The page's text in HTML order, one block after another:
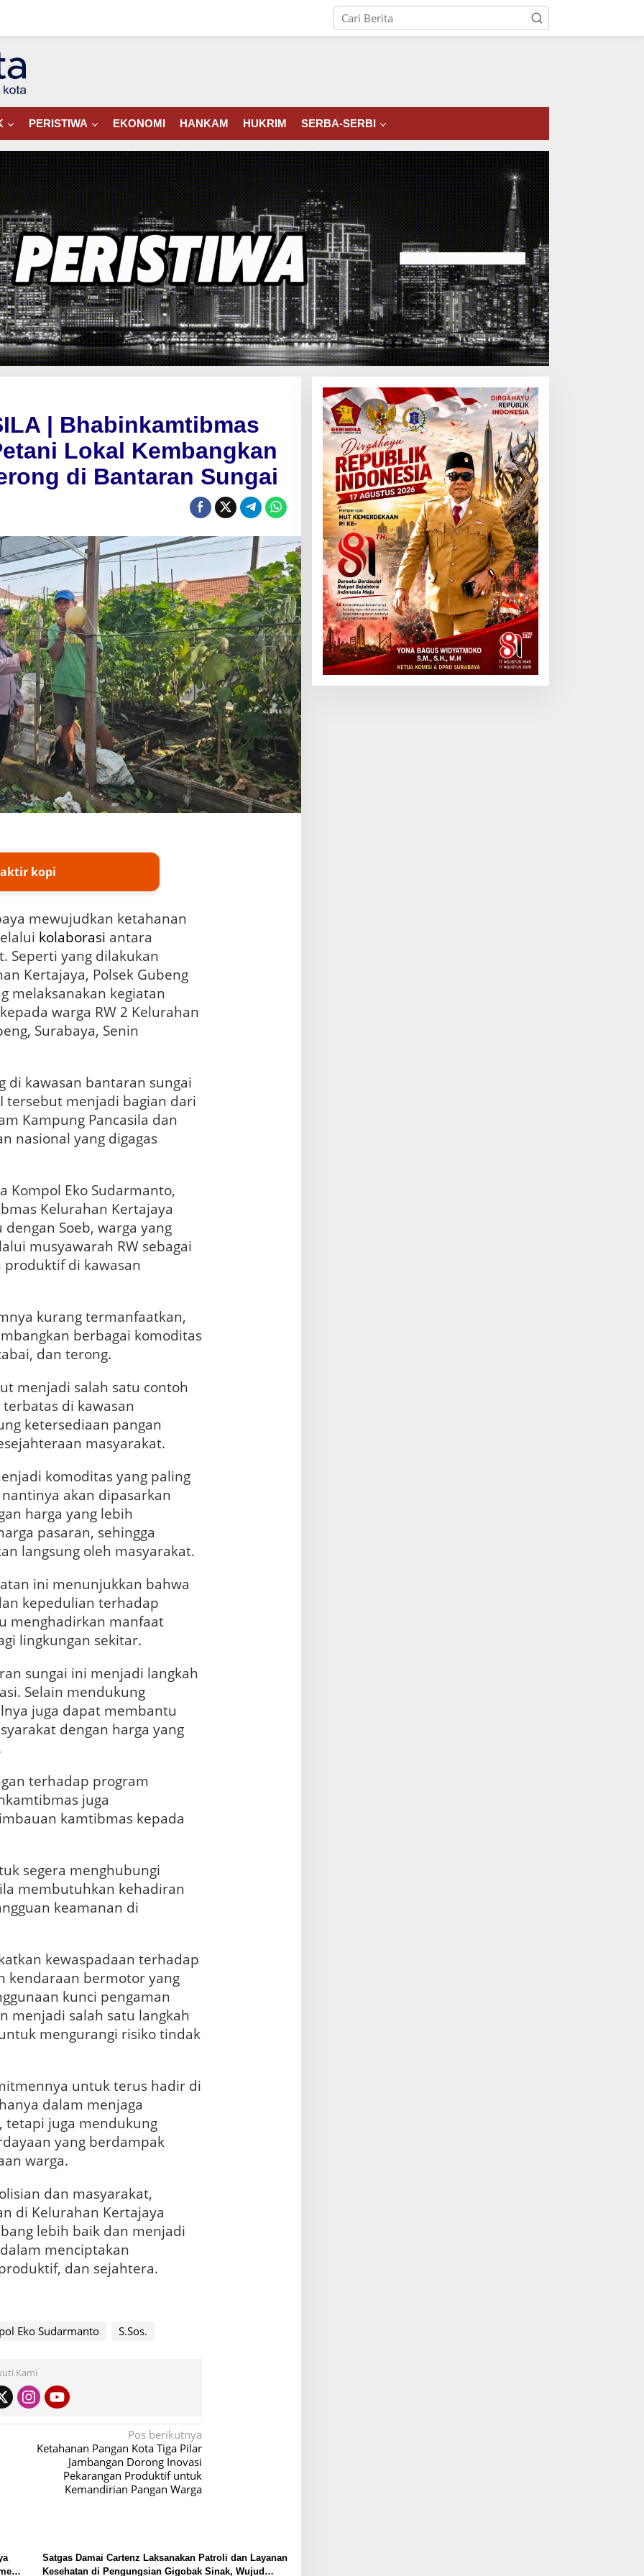
PERISTIWA EKONOMI HANKAM HUKRIM SERBA-SERBI
| Bhabinkamtibmas
Lokal Kembangkan
di Bantaran Sungai
kopi
mewujudkan ketahanan
kolaborasi antara
Seperti yang dilakukan
Kertajaya, Polsek Gubeng
melaksanakan kegiatan
warga RW 2 Kelurahan
Surabaya, Senin
di kawasan bantaran sungai
tersebut menjadi bagian dari
Kampung Pancasila dan
nasional yang digagas
Kompol Eko Sudarmanto,
Kelurahan Kertajaya
Soeb, warga yang
musyawarah RW sebagai
di kawasan
kurang termanfaatkan,
berbagai komoditas
dan terong.
menjadi salah satu contoh
di kawasan
ketersediaan pangan
masyarakat.
komoditas yang paling
akan dipasarkan
harga yang lebih
pasaran, sehingga
langsung oleh masyarakat.
ini menunjukkan bahwa
kepedulian terhadap
menghadirkan manfaat
lingkungan sekitar.
sungai ini menjadi langkah
Selain mendukung
juga dapat membantu
dengan harga yang
terhadap program
juga
kamtibmas kepada
segera menghubungi
membutuhkan kehadiran
keamanan di
kewaspadaan terhadap
kendaraan bermotor yang
kunci pengaman
menjadi salah satu langkah
mengurangi risiko tindak
untuk terus hadir di
dalam menjaga
tetapi juga mendukung
yang berdampak
warga.
dan masyarakat,
di Kelurahan Kertajaya
lebih baik dan menjadi
menciptakan
dan sejahtera.
Eko Sudarmanto S.Sos.
Kami
Pos berikutnya
Ketahanan Pangan Kota Tiga Pilar
Jambangan Dorong Inovasi
Pekarangan Produktif untuk
Kemandirian Pangan Warga
Satgas Damai Cartenz Laksanakan Patroli dan Layanan
Kesehatan di Pengungsian Gigobak Sinak, Wujud